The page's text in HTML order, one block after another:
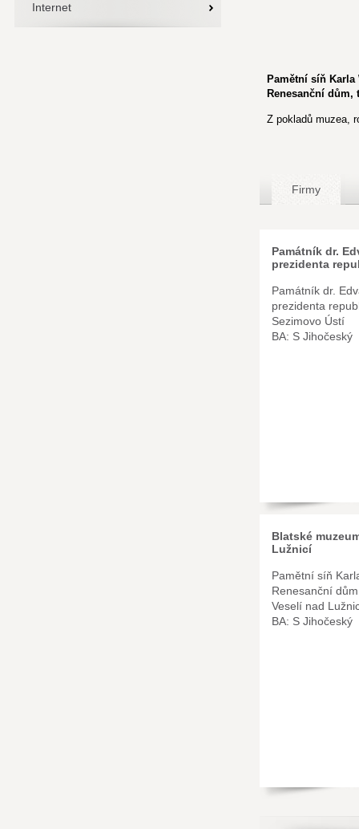
Internet
Pamětní síň Karla
Renesanční dům,
Z pokladů muzea,
Firmy
Památník dr.
prezidenta
Památník dr.
prezidenta
Sezimovo Ústí
BA: S Jihočeský
Blatské
Lužnicí
Pamětní síň
Renesanční
Veselí nad
BA: S Jihočeský